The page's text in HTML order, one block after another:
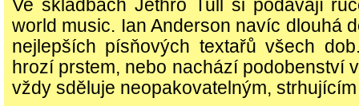
Ve skladbách Jethro Tull si podávají
world music. Ian Anderson navíc dlouhá
nejlepších písňových textařů všech
hrozí prstem, nebo nachází podobenství
vždy sděluje neopakovatelným,